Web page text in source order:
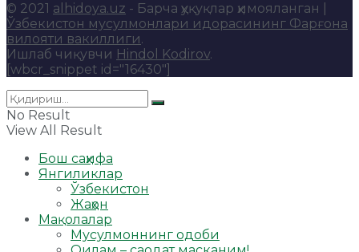
© 2021 alhidoya.uz - Барча ҳуқуқлар ҳимояланган |
Ўзбекистон мусулмонлари идорасининг Фарғона
вилояти вакиллиги.
Ишлаб чиқувчи Hindol Kodirov.
[wbcr_snippet id="16430"]
No Result
View All Result
Бош саҳифа
Янгиликлар
Ўзбекистон
Жаҳон
Мақолалар
Мусулмоннинг одоби